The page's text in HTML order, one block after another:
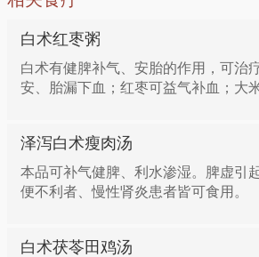
陈皮6克，白术30克，鲜猪肚半个
姜5片。先将猪肚去除肥油，放入
刮去白膜。陈皮、白术、砂仁、生
将全部用料放入汤煲内，煮沸后用
健脾行水一一白术五味粥
克，粳米100克。将上五味药煎汁
白术红枣粥
白术有健脾补气、安胎的作用，可治
安、胎漏下血；红枣可益气补血；大
泽泻白术瘦肉汤
本品可补气健脾、利水渗湿。脾虚引
便不利者、慢性肾炎患者皆可食用。
白术茯苓田鸡汤